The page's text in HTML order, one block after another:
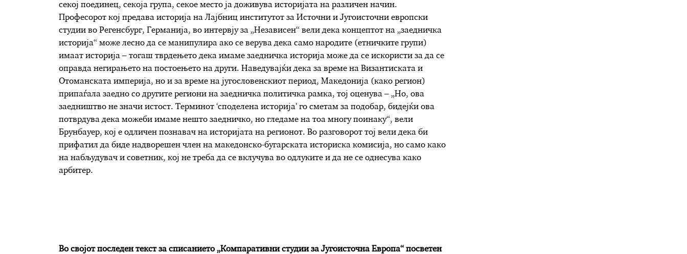
секој поединец, секоја група, секое место ја доживува историјата на различен начин.
Професорот кој предава историја на Лајбниц институтот за Источни и Југоисточни европски
студии во Регенсбург, Германија, во интервју за „Независен“ вели дека концептот на „заедничка
историја“ може лесно да се манипулира ако се верува дека само народите (етничките групи)
имаат историја – тогаш тврдењето дека имаме заедничка историја може да се искористи за да се
оправда негирањето на постоењето на други. Наведувајќи дека за време на Византиската и
Отоманската империја, но и за време на југословенскиот период, Македонија (како регион)
припаѓала заедно со другите региони на заедничка политичка рамка, тој оценува – „Но, ова
заедништво не значи истост. Терминот ‘споделена историја’ го сметам за подобар, бидејќи ова
потврдува дека можеби имаме нешто заедничко, но гледаме на тоа многу поинаку“, вели
Брунбауер, кој е одличен познавач на историјата на регионот. Во разговорот тој вели дека би
прифатил да биде надворешен член на македонско-бугарската историска комисија, но само како
на набљудувач и советник, кој не треба да се вклучува во одлуките и да не се однесува како
арбитер.
Во својот последен текст за списанието „Компаративни студии за Југоисточна Европа“ посветен